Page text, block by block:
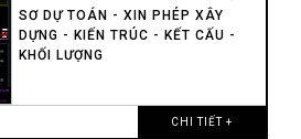
SƠ DỰ TOÁN - XIN PHÉP XÂY
DỰNG - KIẾN TRÚC - KẾT CẤU -
KHỐI LƯỢNG
CHI TIẾT +